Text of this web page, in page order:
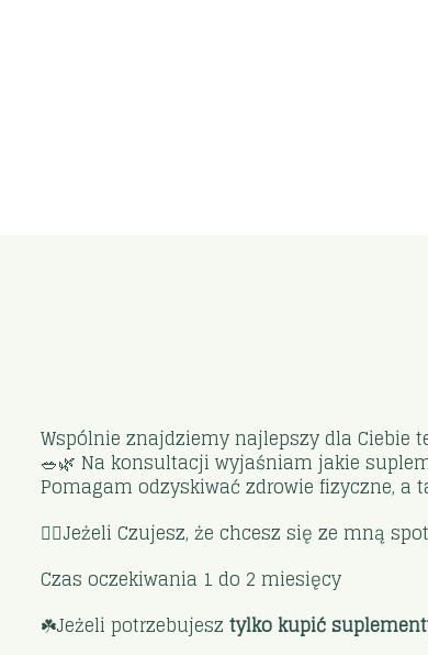
Wspólnie znajdziemy najlepszy dla Ciebie
🥗🌿 Na konsultacji wyjaśniam jakie
Pomagam odzyskiwać zdrowie fizyczne, a
🙋‍♀️Jeżeli Czujesz, że chcesz się ze mną
Czas oczekiwania 1 do 2 miesięcy
☘️Jeżeli potrzebujesz tylko kupić